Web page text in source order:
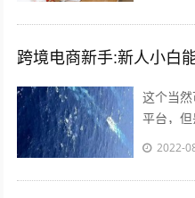
跨境电商新手:新人小白
这个当
平台，
做电商
2022-